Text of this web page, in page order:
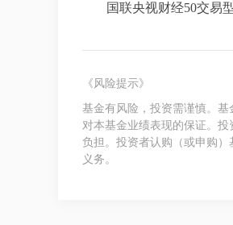
国联央视财经50交易
《风险提示》
基金有风险，投资需谨慎。
对本基金业绩表现的保证。
负担。投资者认购（或申购
义务。